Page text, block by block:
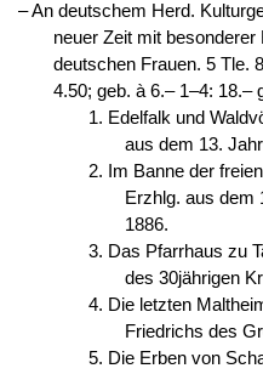
‒ An deutschem Herd.
neuer Zeit mit
deutschen Frauen. 5 Tle.
4.50; geb. à 6.– 1–4: 18.–
1. Edelfalk und
aus dem 13.
2. Im Banne der
Erzhlg. aus dem
1886.
3. Das Pfarrhaus zu
des 30jährigen
4. Die letzten
Friedrichs des
5. Die Erben von